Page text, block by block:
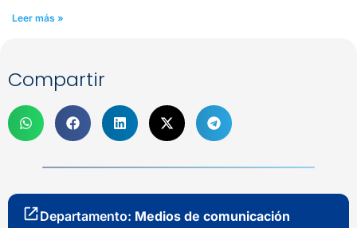
Leer más »
Compartir
Departamento: Medios de comunicación